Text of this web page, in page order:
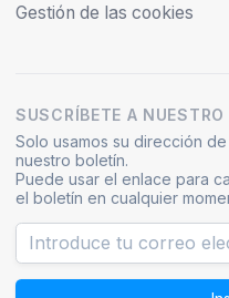
Gestión de las cookies
SUSCRÍBETE A
Solo usamos su dirección
nuestro boletín.
Puede usar el enlace para
el boletín en cualquier